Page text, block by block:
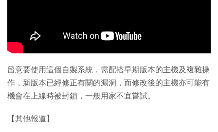
留意要使用這個自製系統，需配搭早期版本的主機及複雜操
作，新版本已經修正有關的漏洞，而修改後的主機亦可能有
機會在上線時被封鎖，一般用家不宜嘗試。
【其他報道】